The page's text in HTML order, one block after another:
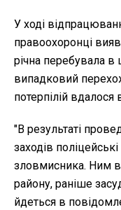
У ході
правоохоронці
річна перебувала
випадковий
потерпілій вдалося
"В результаті
заходів
зловмисника. Ним
району, раніше
йдеться в